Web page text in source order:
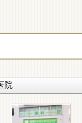
院